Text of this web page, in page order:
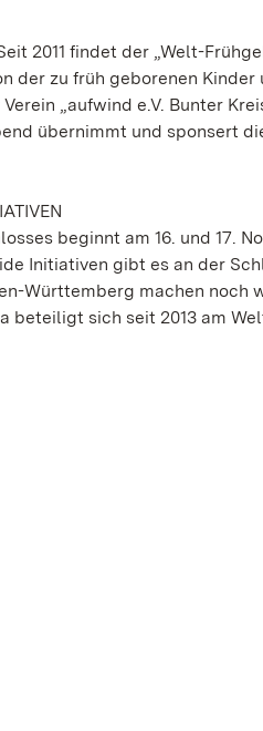
2011 findet der „Welt-
der zu früh geborenen Kinder
„aufwind e.V. Bunter
übernimmt und sponsert
beginnt am 16. und 17.
Initiativen gibt es an der
Württemberg machen noch
sich seit 2013 am